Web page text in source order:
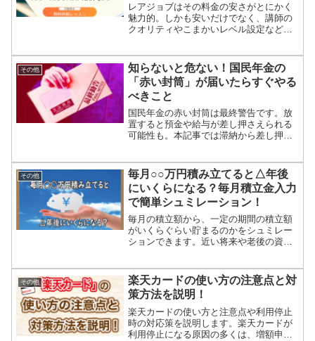
レアジョブはその料金の安さがとにかく
魅力的。しかも安いだけでなく、講師の
クオリティやこまかいレベル設定など、
う方には、ぜひおすすめしたいレアジョ
ブ。まずは試しに無料体験から始めてみ
ましょう！
その他
知らないと危ない！国民年金の
「赤い封筒」が届いたらすぐやる
べきこと
国民年金の赤い封筒は最終警告です。放
置すると預金や給与が差し押さえられる
可能性も。本記事では滞納から差し押さ
その他
毎月○○万円積み立てると△年後
にいくらになる？毎月積立金入力
で簡単シュミレーション！
毎月の積立額から、一定の期間の積立額
がいくらぐらい貯まるのかをシュミレー
ションできます。近い将来や老後の資金
不安や迷いは少なくなります。
その他
楽天カードの使い方の注意点と対
策方法を説明！
楽天カードの使い方と注意点や利用停止
時の対応策を説明します。楽天カードが
利用停止になる原因の多くは、増額申請